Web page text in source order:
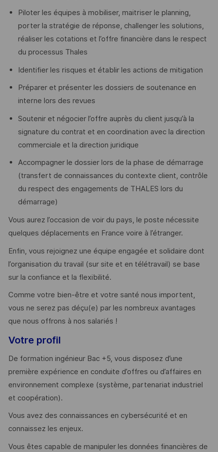
Piloter les équipes à mobiliser, maitriser le planning,
porter la stratégie de réponse, challenger les solutions,
réaliser les cotations et l’offre financière dans le respect
du processus Thales
Identifier les risques et établir les actions de mitigation
Préparer et présenter les dossiers de soutenance en
interne lors des revues
Soutenir et négocier l’offre auprès du client jusqu’à la
signature du contrat et en coordination avec la direction
commerciale et la direction juridique
Accompagner le dossier lors de la phase de démarrage
(transfert de connaissances du contexte client, contrôle
du respect des engagements de THALES lors du
démarrage)
Vous aurez l’occasion de voir du pays, le poste nécessite
quelques déplacements en France voire à l’étranger.
Enfin, vous rejoignez une équipe engagée et solidaire dont
l’organisation du travail (sur site et en télétravail) se base
sur la confiance et la flexibilité.
Comme votre bien-être et votre santé nous importent,
vous ne serez pas déçu(e) par les nombreux avantages
que nous offrons à nos salariés !
Votre profil
De formation ingénieur Bac +5, vous disposez d’une
première expérience en conduite d’offres ou d’affaires en
environnement complexe (système, partenariat industriel
et coopération).
Vous avez des connaissances en cybersécurité et en
connaissez les enjeux.
Vous êtes capable de manipuler les données financières de